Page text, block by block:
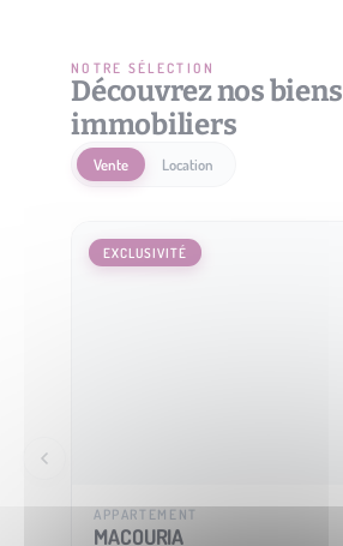
NOTRE SÉLECTION
Découvrez nos biens
immobiliers
Vente Location
EXCLUSIVITÉ
APPARTEMENT
MACOURIA